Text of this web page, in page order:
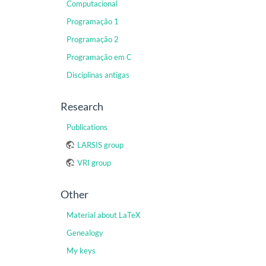
Computacional
Programação 1
Programação 2
Programação em C
Disciplinas antigas
Research
Publications
LARSIS group
VRI group
Other
Material about LaTeX
Genealogy
My keys